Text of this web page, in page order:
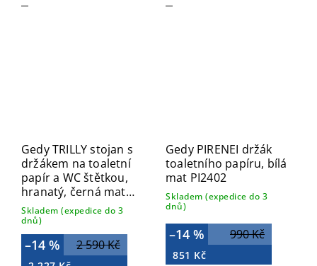
Gedy TRILLY stojan s
držákem na toaletní
papír a WC štětkou,
hranatý, černá mat
TR3214
Skladem (expedice do 3
dnů)
2 590 Kč
–14 %
Gedy PIRENEI držák
toaletního papíru, bílá
mat PI2402
Skladem (expedice do 3
dnů)
990 Kč
–14 %
851 Kč